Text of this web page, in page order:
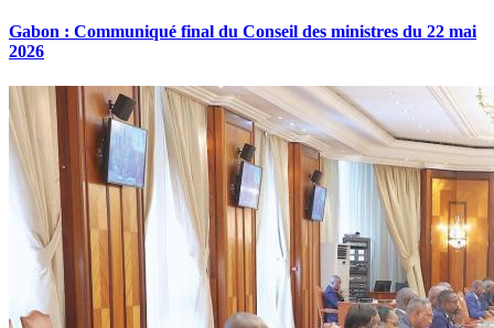
Gabon : Communiqué final du Conseil des ministres du 22 mai
2026